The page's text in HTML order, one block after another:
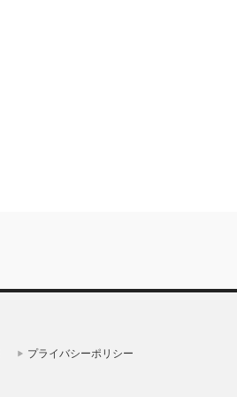
プライバシーポリシー